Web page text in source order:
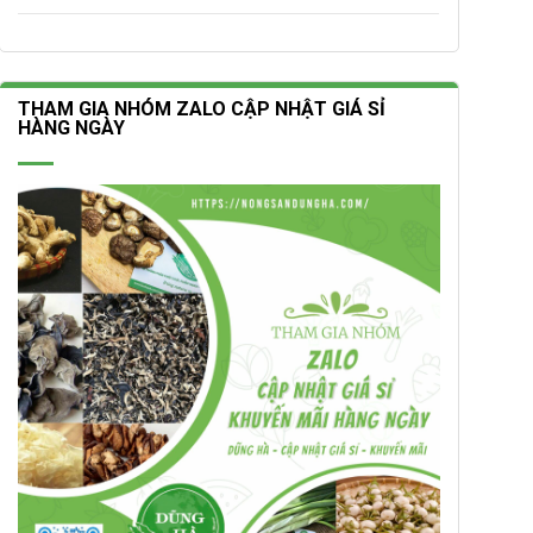
THAM GIA NHÓM ZALO CẬP NHẬT GIÁ SỈ
HÀNG NGÀY